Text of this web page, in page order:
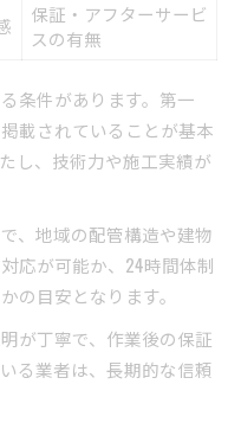
保証・アフターサービ
スの有無
条件があります。第一
載されていることが基本
し、技術力や施工実績が
、地域の配管構造や建物
応が可能か、24時間体制
の目安となります。
が丁寧で、作業後の保証
る業者は、長期的な信頼